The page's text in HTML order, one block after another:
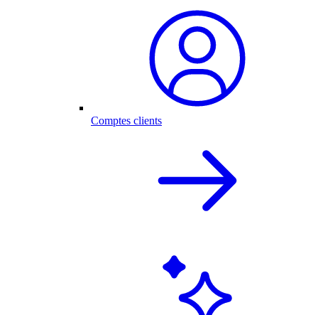
Comptes clients